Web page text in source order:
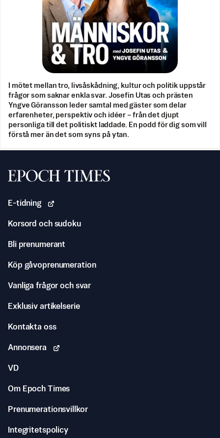
I mötet mellan tro, livsåskådning, kultur och politik uppstår
frågor som saknar enkla svar. Josefin Utas och prästen
Yngve Göransson leder samtal med gäster som delar
erfarenheter, perspektiv och idéer – från det djupt
personliga till det politiskt laddade. En podd för dig som vill
förstå mer än det som syns på ytan.
Svenska Epoch Times
E-tidning
Korsord och sudoku
Bli prenumerant
Köp gåvoprenumeration
Vanliga frågor och svar
Exklusiv artikelserie
Kontakta oss
Annonsera
VD
Om Epoch Times
Prenumerationsvillkor
Integritetspolicy